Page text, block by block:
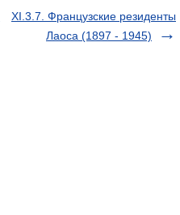
XI.3.7. Французские резиденты
Лаоса (1897 - 1945)